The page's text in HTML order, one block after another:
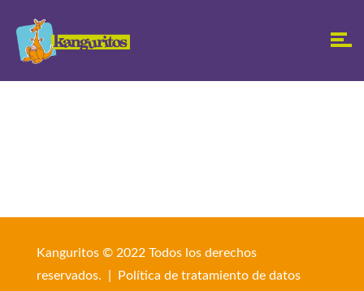
Kanguritos © 2022 Todos los derechos
reservados. |
Política de tratamiento de datos